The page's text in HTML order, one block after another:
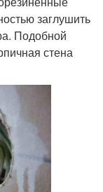
заглушить
Подобной
стена